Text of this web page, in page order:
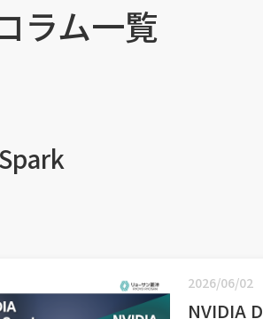
ラム一覧
2026/06/02
NVIDIA